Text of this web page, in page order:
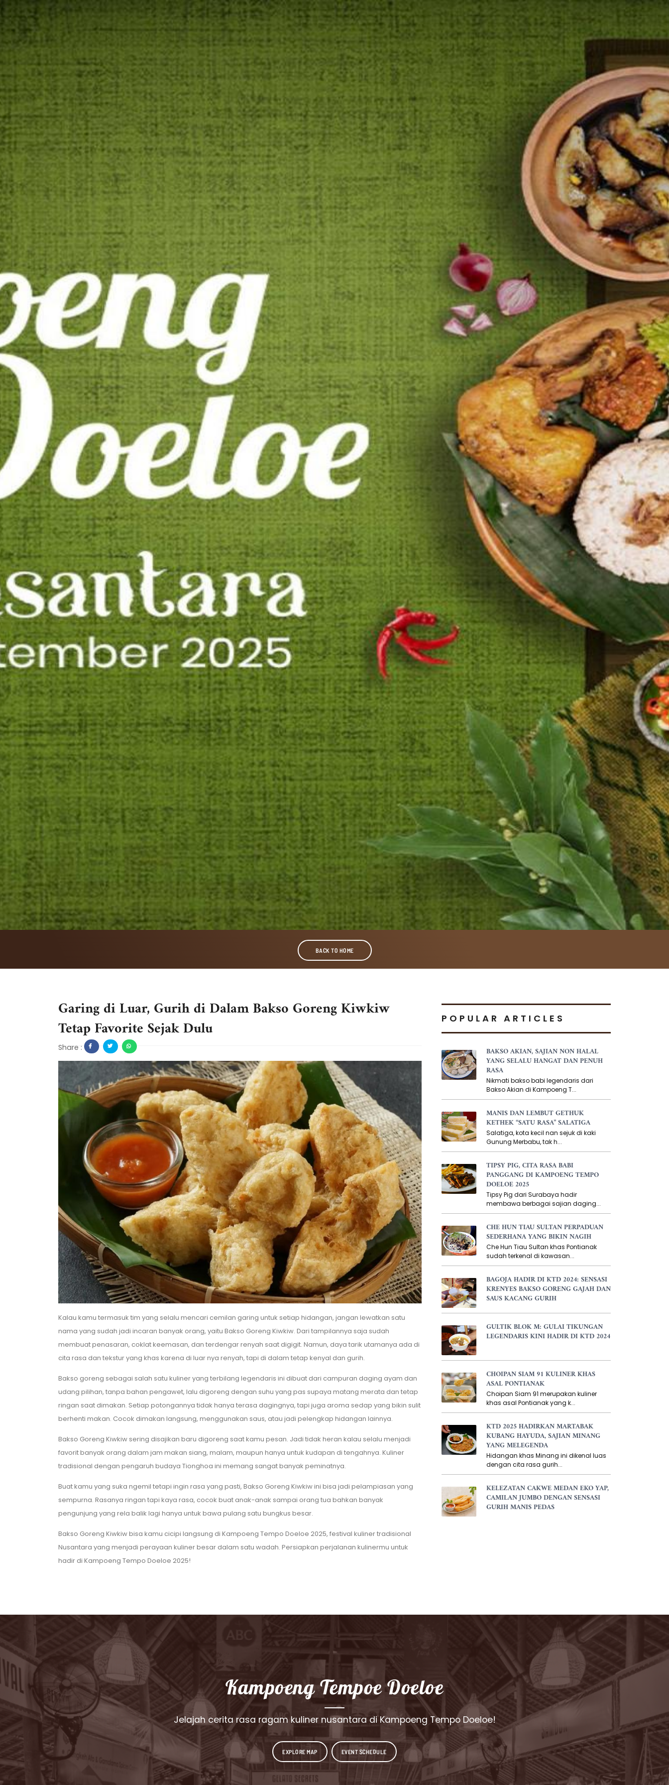
BACK TO HOME
Garing di Luar, Gurih di Dalam Bakso Goreng Kiwkiw
Tetap Favorite Sejak Dulu
Share :
Kalau kamu termasuk tim yang selalu mencari cemilan garing untuk setiap hidangan, jangan lewatkan satu
nama yang sudah jadi incaran banyak orang, yaitu Bakso Goreng Kiwkiw. Dari tampilannya saja sudah
membuat penasaran, coklat keemasan, dan terdengar renyah saat digigit. Namun, daya tarik utamanya ada di
cita rasa dan tekstur yang khas karena di luar nya renyah, tapi di dalam tetap kenyal dan gurih.
Bakso goreng sebagai salah satu kuliner yang terbilang legendaris ini dibuat dari campuran daging ayam dan
udang pilihan, tanpa bahan pengawet, lalu digoreng dengan suhu yang pas supaya matang merata dan tetap
ringan saat dimakan. Setiap potongannya tidak hanya terasa dagingnya, tapi juga aroma sedap yang bikin sulit
berhenti makan. Cocok dimakan langsung, menggunakan saus, atau jadi pelengkap hidangan lainnya.
Bakso Goreng Kiwkiw sering disajikan baru digoreng saat kamu pesan. Jadi tidak heran kalau selalu menjadi
favorit banyak orang dalam jam makan siang, malam, maupun hanya untuk kudapan di tengahnya. Kuliner
tradisional dengan pengaruh budaya Tionghoa ini memang sangat banyak peminatnya.
Buat kamu yang suka ngemil tetapi ingin rasa yang pasti, Bakso Goreng Kiwkiw ini bisa jadi pelampiasan yang
sempurna. Rasanya ringan tapi kaya rasa, cocok buat anak-anak sampai orang tua bahkan banyak
pengunjung yang rela balik lagi hanya untuk bawa pulang satu bungkus besar.
Bakso Goreng Kiwkiw bisa kamu cicipi langsung di Kampoeng Tempo Doeloe 2025, festival kuliner tradisional
Nusantara yang menjadi perayaan kuliner besar dalam satu wadah. Persiapkan perjalanan kulinermu untuk
hadir di Kampoeng Tempo Doeloe 2025!
POPULAR ARTICLES
BAKSO AKIAN, SAJIAN NON HALAL
YANG SELALU HANGAT DAN PENUH
RASA
Nikmati bakso babi legendaris dari
Bakso Akian di Kampoeng T...
MANIS DAN LEMBUT GETHUK
KETHEK “SATU RASA” SALATIGA
Salatiga, kota kecil nan sejuk di kaki
Gunung Merbabu, tak h...
TIPSY PIG, CITA RASA BABI
PANGGANG DI KAMPOENG TEMPO
DOELOE 2025
Tipsy Pig dari Surabaya hadir
membawa berbagai sajian daging...
CHE HUN TIAU SULTAN PERPADUAN
SEDERHANA YANG BIKIN NAGIH
Che Hun Tiau Sultan khas Pontianak
sudah terkenal di kawasan...
BAGOJA HADIR DI KTD 2024: SENSASI
KRENYES BAKSO GORENG GAJAH DAN
SAUS KACANG GURIH
GULTIK BLOK M: GULAI TIKUNGAN
LEGENDARIS KINI HADIR DI KTD 2024
CHOIPAN SIAM 91 KULINER KHAS
ASAL PONTIANAK
Choipan Siam 91 merupakan kuliner
khas asal Pontianak yang k...
KTD 2025 HADIRKAN MARTABAK
KUBANG HAYUDA, SAJIAN MINANG
YANG MELEGENDA
Hidangan khas Minang ini dikenal luas
dengan cita rasa gurih...
KELEZATAN CAKWE MEDAN EKO YAP,
CAMILAN JUMBO DENGAN SENSASI
GURIH MANIS PEDAS
Kampoeng Tempoe Doeloe
Jelajah cerita rasa ragam kuliner nusantara di Kampoeng Tempo Doeloe!
EXPLORE MAP EVENT SCHEDULE